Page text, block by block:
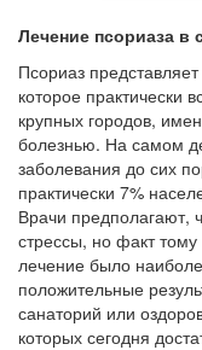
Лечение псориаза в
Псориаз
которое практически
крупных городов,
болезнью. На самом
заболевания до сих
практически 7%
Врачи предполагают,
стрессы, но факт
лечение было
положительные
санаторий или
которых сегодня